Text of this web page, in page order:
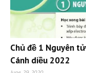
Chủ đề 1 Nguyên
Cánh diều 2022